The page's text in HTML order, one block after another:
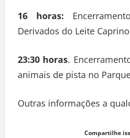
16 horas:
Derivados do Leite
23:30 horas.
animais de pista no
Outras informações a
Compartilhe